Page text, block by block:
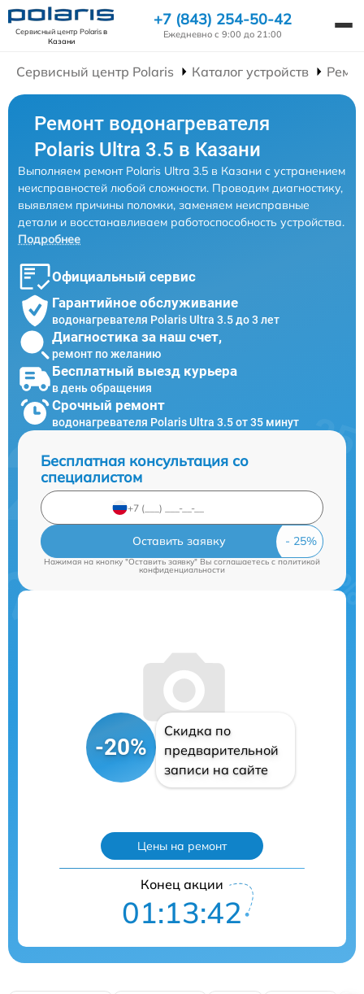
Сервисный центр Polarisв
Казани
+7 (843) 254-50-42
Ежедневно с 9:00 до 21:00
Сервисный центр Polaris Каталог устройств
Ремонт водонагревателя
Polaris Ultra 3.5 в Казани
Выполняем ремонт Polaris Ultra 3.5 в Казани с устранением
неисправностей любой сложности. Проводим диагностику,
выявляем причины поломки, заменяем неисправные
детали и восстанавливаем работоспособность устройства.
Подробнее
Официальный сервис
Гарантийное обслуживание
водонагревателя Polaris Ultra 3.5 до 3 лет
Диагностика за наш счет,
ремонт по желанию
Бесплатный выезд курьера
в день обращения
Срочный ремонт
водонагревателя Polaris Ultra 3.5 от 35 минут
Бесплатная консультация со
специалистом
Оставить заявку
Нажимая на кнопку "Оставить заявку" Вы соглашаетесь cполитикой
конфиденциальности
-20%
Скидка по
предварительной
записи на сайте
Цены на ремонт
Конец акции
01:13:41